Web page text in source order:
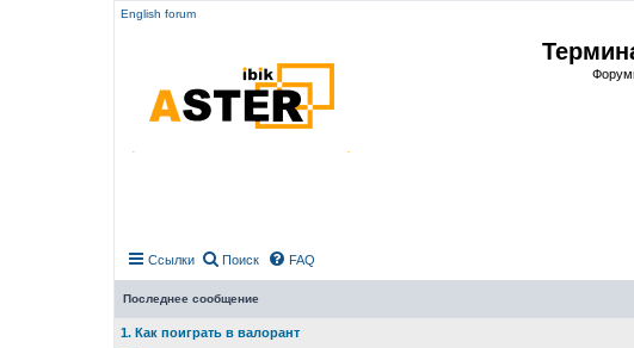
English forum
Ссылки Поиск FAQ
Последнее сообщение
1. Как поиграть в валорант